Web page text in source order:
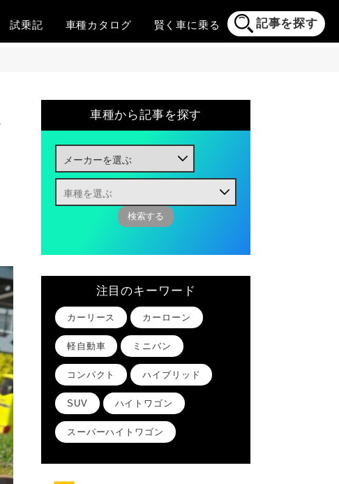
試乗記 車種カタログ 賢く車に乗る 記事を探す
車種から記事を探す
注目のキーワード
カーリース カーローン
軽自動車 ミニバン
コンパクト ハイブリッド
SUV ハイトワゴン
スーパーハイトワゴン